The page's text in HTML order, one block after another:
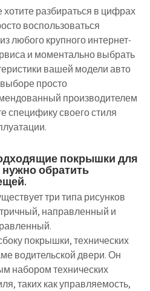
разбираться в цифрах
воспользоваться
любого крупного интернет-
и моментально выбрать
вашей модели авто
просто
производителем
специфику своего стиля
покрышки для
обратить
три типа рисунков
направленный и
покрышки, технических
водительской двери. Он
набором технических
таких как управляемость,